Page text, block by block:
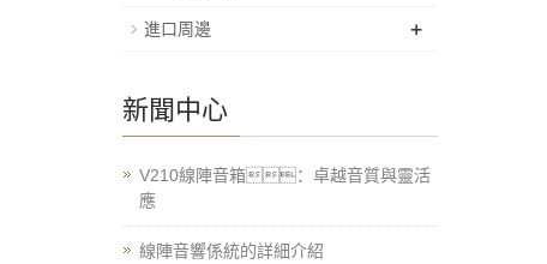
進口周邊 +
新聞中心
V210線陣音箱：卓越音質與靈活
應
線陣音響係統的詳細介紹